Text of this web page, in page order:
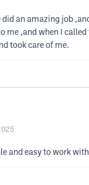
an amazing job
me ,and when I
took care of me.
and easy to work